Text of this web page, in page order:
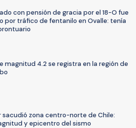
con pensión de gracia por el 18-O fue
por tráfico de fentanilo en Ovalle: tenía
magnitud 4.2 se registra en la región de
sacudió zona centro-norte de Chile:
y epicentro del sismo